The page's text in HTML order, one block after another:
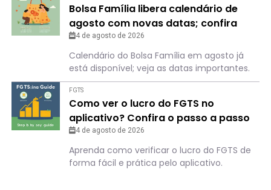
Bolsa Família libera calendário de
agosto com novas datas; confira
para não perder o dia
4 de agosto de 2026
Calendário do Bolsa Família em agosto já
está disponível; veja as datas importantes.
FGTS
Como ver o lucro do FGTS no
aplicativo? Confira o passo a passo
4 de agosto de 2026
Aprenda como verificar o lucro do FGTS de
forma fácil e prática pelo aplicativo.